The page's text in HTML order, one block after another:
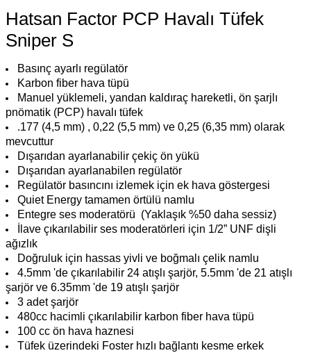
Hatsan Factor PCP Havalı Tüfek
Sniper S
Basınç ayarlı regülatör
Karbon fiber hava tüpü
Manuel yüklemeli, yandan kaldıraç hareketli, ön şarjlı
pnömatik (PCP) havalı tüfek
.177 (4,5 mm) , 0,22 (5,5 mm) ve 0,25 (6,35 mm) olarak
mevcuttur
Dışarıdan ayarlanabilir çekiç ön yükü
Dışarıdan ayarlanabilen regülatör
Regülatör basıncını izlemek için ek hava göstergesi
Quiet Energy tamamen örtülü namlu
Entegre ses moderatörü (Yaklaşık %50 daha sessiz)
İlave çıkarılabilir ses moderatörleri için 1/2” UNF dişli
ağızlık
Doğruluk için hassas yivli ve boğmalı çelik namlu
4.5mm 'de çıkarılabilir 24 atışlı şarjör, 5.5mm 'de 21 atışlı
şarjör ve 6.35mm 'de 19 atışlı şarjör
3 adet şarjör
480cc hacimli çıkarılabilir karbon fiber hava tüpü
100 cc ön hava haznesi
Tüfek üzerindeki Foster hızlı bağlantı kesme erkek